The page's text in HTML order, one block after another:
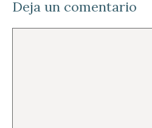
Deja un comentario